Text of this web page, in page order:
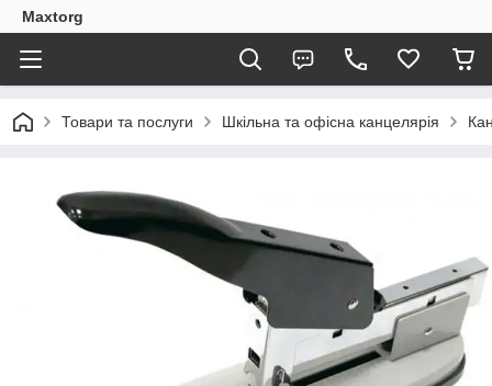
Maxtorg
Товари та послуги Шкільна та офісна канцелярія